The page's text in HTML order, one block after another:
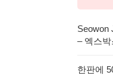
Seowon
– 엑스
한판에